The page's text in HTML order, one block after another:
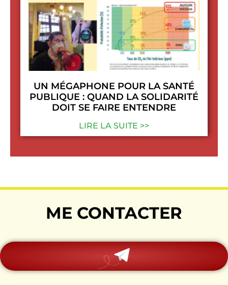
UN MÉGAPHONE POUR LA SANTÉ
PUBLIQUE : QUAND LA SOLIDARITÉ
DOIT SE FAIRE ENTENDRE
LIRE LA SUITE >>
ME CONTACTER